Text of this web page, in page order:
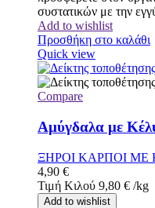
συστατικών με την
Add to wishlist
Προσθήκη στο καλάθι
Quick view
Compare
Αμύγδαλα με
ΞΗΡΟΙ ΚΑΡΠΟΙ ΜΕ
4,90 €
Τιμή Κιλού 9,80 € /kg
Add to wishlist